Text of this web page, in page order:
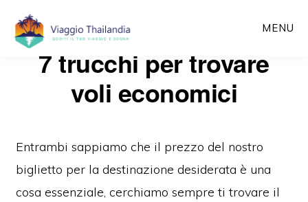
Passa
contenuto
MENU
7 trucchi per trovare
voli economici
Entrambi sappiamo che il prezzo del nostro
biglietto per la destinazione desiderata è una
cosa essenziale, cerchiamo sempre ti trovare il